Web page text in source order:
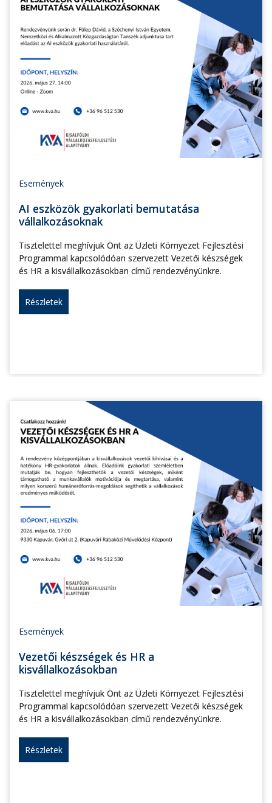
Események
AI eszközök gyakorlati bemutatása
vállalkozásoknak
Tisztelettel meghívjuk Önt az Üzleti Környezet Fejlesztési
Programmal kapcsolódóan szervezett Vezetői készségek
és HR a kisvállalkozásokban című rendezvényünkre.
Részletek
Események
Vezetői készségek és HR a
kisvállalkozásokban
Tisztelettel meghívjuk Önt az Üzleti Környezet Fejlesztési
Programmal kapcsolódóan szervezett Vezetői készségek
és HR a kisvállalkozásokban című rendezvényünkre.
Részletek